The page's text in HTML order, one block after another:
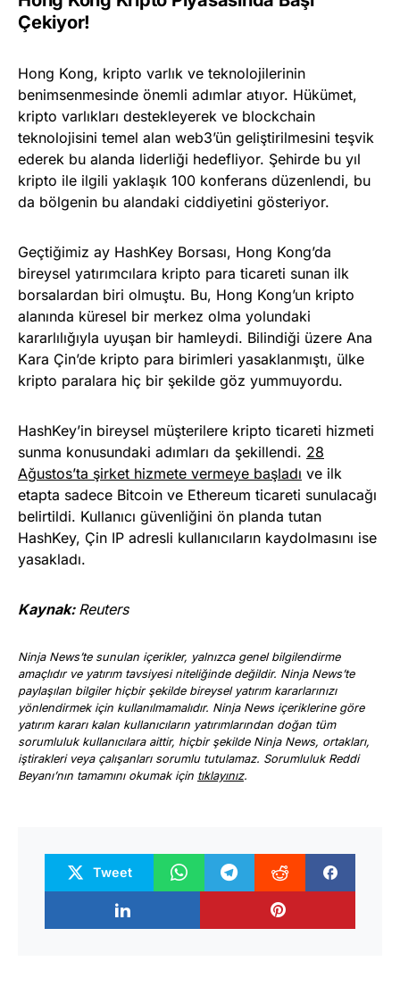
Çekiyor!
Hong Kong, kripto varlık ve teknolojilerinin
benimsenmesinde önemli adımlar atıyor. Hükümet,
kripto varlıkları destekleyerek ve blockchain
teknolojisini temel alan web3’ün geliştirilmesini teşvik
ederek bu alanda liderliği hedefliyor. Şehirde bu yıl
kripto ile ilgili yaklaşık 100 konferans düzenlendi, bu
da bölgenin bu alandaki ciddiyetini gösteriyor.
Geçtiğimiz ay HashKey Borsası, Hong Kong’da
bireysel yatırımcılara kripto para ticareti sunan ilk
borsalardan biri olmuştu. Bu, Hong Kong’un kripto
alanında küresel bir merkez olma yolundaki
kararlılığıyla uyuşan bir hamleydi. Bilindiği üzere Ana
Kara Çin’de kripto para birimleri yasaklanmıştı, ülke
kripto paralara hiç bir şekilde göz yummuyordu.
HashKey’in bireysel müşterilere kripto ticareti hizmeti
sunma konusundaki adımları da şekillendi. 28
Ağustos’ta şirket hizmete vermeye başladı ve ilk
etapta sadece Bitcoin ve Ethereum ticareti sunulacağı
belirtildi. Kullanıcı güvenliğini ön planda tutan
HashKey, Çin IP adresli kullanıcıların kaydolmasını ise
yasakladı.
Kaynak: Reuters
Ninja News’te sunulan içerikler, yalnızca genel bilgilendirme
amaçlıdır ve yatırım tavsiyesi niteliğinde değildir. Ninja News’te
paylaşılan bilgiler hiçbir şekilde bireysel yatırım kararlarınızı
yönlendirmek için kullanılmamalıdır. Ninja News içeriklerine göre
yatırım kararı kalan kullanıcıların yatırımlarından doğan tüm
sorumluluk kullanıcılara aittir, hiçbir şekilde Ninja News, ortakları,
iştirakleri veya çalışanları sorumlu tutulamaz. Sorumluluk Reddi
Beyanı’nın tamamını okumak için tıklayınız.
Tweet